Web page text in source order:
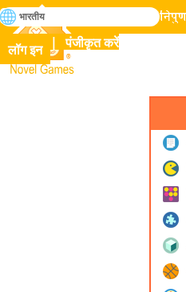
Novel Games
मानव इतिहास में सभी गेम में निपुण होना
खोजे
लॉग इन पंजीकृत करें
भारतीय